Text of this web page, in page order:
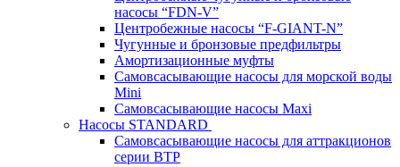
насосы “FDN-V”
Центробежные насосы “F-GIANT-N”
Чугунные и бронзовые предфильтры
Амортизационные муфты
Самовсасывающие насосы для морской воды
Mini
Самовсасывающие насосы Maxi
Насосы STANDARD
Самовсасывающие насосы для аттракционов
серии BTP